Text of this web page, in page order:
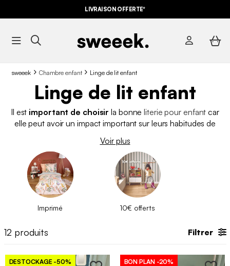
LIVRAISON OFFERTE*
sweeek Chambre enfant Linge de lit enfant
Linge de lit enfant
Il est important de choisir la bonneliterie pour enfant car
elle peut avoir un impact important sur leurs habitudes de
mal à s'endormir et à rester endormis toute la nuit
devez trouver des
, descouvertures
d'oreillerdoux, confortables et élégants pour que votre
enfant ait hâte de se coucher chaque soir. Il existe de
nombreux modèles et couleurs différents
Voir plus
Imprimé 10€ offerts
12 produits Filtrer
DESTOCKAGE -50% BON PLAN -20%